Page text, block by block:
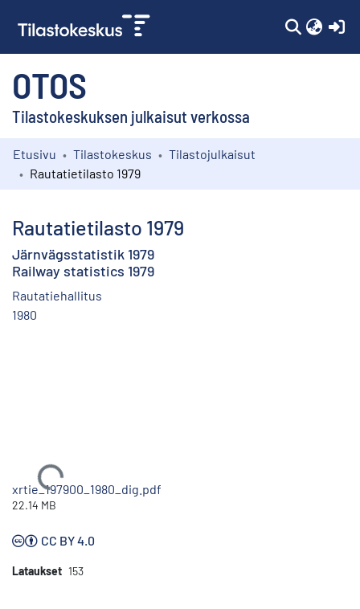
OTOS
Tilastokeskuksen julkaisut verkossa
Kokoelmat
Etusivu Tilastokeskus
Tilastojulkaisut
Rautatietilasto 1979
Rautatietilasto 1979
Järnvägsstatistik 1979
Railway statistics 1979
Rautatiehallitus
1980
Ladataan...
xrtie_197900_1980_dig.pdf
22.14 MB
CC BY 4.0
Lataukset 153